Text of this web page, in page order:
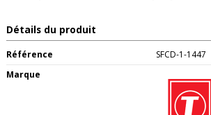
Détails du produit
Référence
SFCD-1-1447
Marque